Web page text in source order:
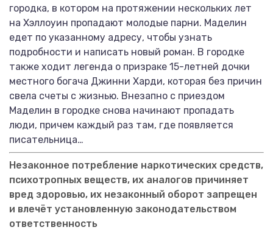
городка, в котором на протяжении нескольких лет
на Хэллоуин пропадают молодые парни. Маделин
едет по указанному адресу, чтобы узнать
подробности и написать новый роман. В городке
также ходит легенда о призраке 15-летней дочки
местного богача Джинни Харди, которая без причин
свела счеты с жизнью. Внезапно с приездом
Маделин в городке снова начинают пропадать
люди, причем каждый раз там, где появляется
писательница…
Незаконное потребление наркотических средств,
психотропных веществ, их аналогов причиняет
вред здоровью, их незаконный оборот запрещен
и влечёт установленную законодательством
ответственность